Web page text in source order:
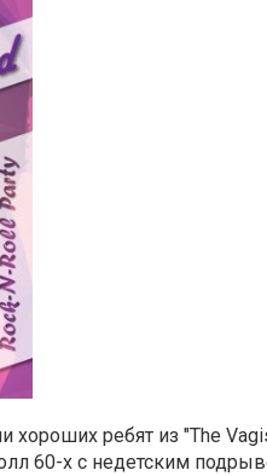
хороших ребят из "The
60-х с недетским